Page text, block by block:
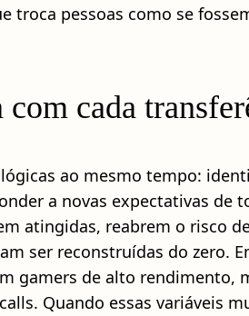
troca pessoas como se
com cada
ao mesmo tempo:
a novas expectativas
atingidas, reabrem o risco
ser reconstruídas do zero.
gamers de alto
Quando essas variáveis